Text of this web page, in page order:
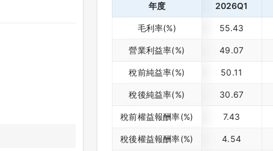
年度 2026Q1
毛利率(%) 55.43
營業利益率(%) 49.07
稅前純益率(%) 50.11
稅後純益率(%) 30.67
稅前權益報酬率(%) 7.43
稅後權益報酬率(%) 4.54